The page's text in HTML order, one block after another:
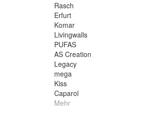
Rasch
Erfurt
Komar
Livingwalls
PUFAS
AS Creation
Legacy
mega
Kiss
Caparol
Mehr